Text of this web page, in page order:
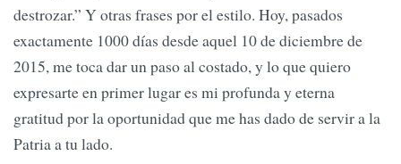
destrozar.” Y otras frases por el estilo. Hoy, pasados
exactamente 1000 días desde aquel 10 de diciembre de
2015, me toca dar un paso al costado, y lo que quiero
expresarte en primer lugar es mi profunda y eterna
gratitud por la oportunidad que me has dado de servir a la
Patria a tu lado.